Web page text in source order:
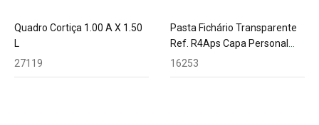
Quadro Cortiça 1.00 A X 1.50
L
27119
Pasta Fichário Transparente
Ref. R4Aps Capa Personal
L.5Cmyes
16253